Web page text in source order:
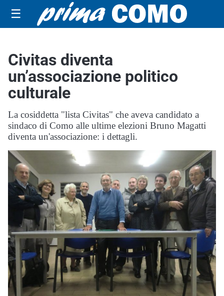
☰
Civitas diventa
un’associazione politico
culturale
La cosiddetta "lista Civitas" che aveva candidato a
sindaco di Como alle ultime elezioni Bruno Magatti
diventa un'associazione: i dettagli.